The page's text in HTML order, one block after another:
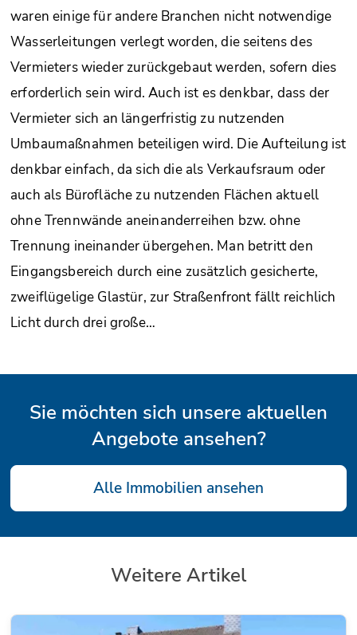
waren einige für andere Branchen nicht notwendige
Wasserleitungen verlegt worden, die seitens des
Vermieters wieder zurückgebaut werden, sofern dies
erforderlich sein wird. Auch ist es denkbar, dass der
Vermieter sich an längerfristig zu nutzenden
Umbaumaßnahmen beteiligen wird. Die Aufteilung ist
denkbar einfach, da sich die als Verkaufsraum oder
auch als Bürofläche zu nutzenden Flächen aktuell
ohne Trennwände aneinanderreihen bzw. ohne
Trennung ineinander übergehen. Man betritt den
Eingangsbereich durch eine zusätzlich gesicherte,
zweiflügelige Glastür, zur Straßenfront fällt reichlich
Licht durch drei große…
Sie möchten sich unsere aktuellen
Angebote ansehen?
Alle Immobilien ansehen
Weitere Artikel